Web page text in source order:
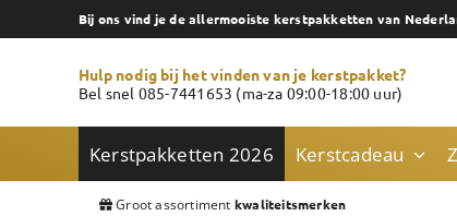
to
Bij ons vind je de allermooiste kerstpakketten van
Hulp nodig bij het vinden van je kerstpakket?
Bel snel 085-7441653 (ma-za 09:00-18:00 uur)
Kerstpakketten 2026 Kerstcadeau
Groot assortiment kwaliteitsmerken